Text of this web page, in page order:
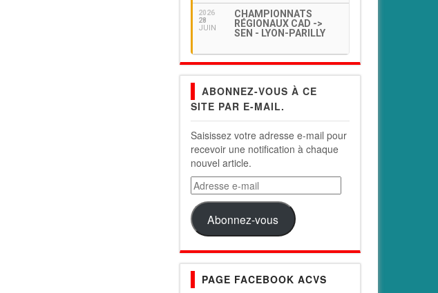
2026
28
JUIN
CHAMPIONNATS
RÉGIONAUX CAD ->
SEN - LYON-PARILLY
ABONNEZ-VOUS À CE
SITE PAR E-MAIL.
Saisissez votre adresse e-mail pour
recevoir une notification à chaque
nouvel article.
Adresse
e-
mail
Abonnez-vous
PAGE FACEBOOK ACVS